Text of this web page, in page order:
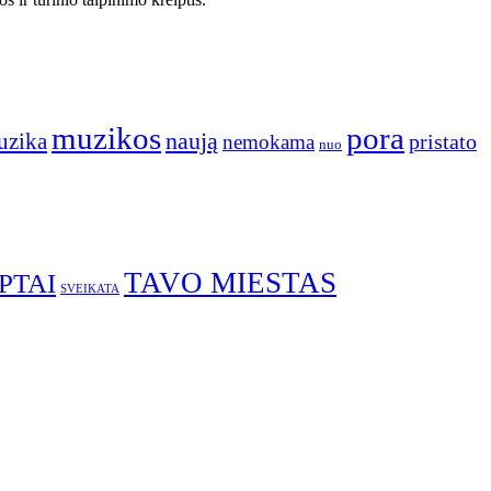
muzikosnaują nemokama nuo pora pristato
SVEIKATA TAVO MIESTAS